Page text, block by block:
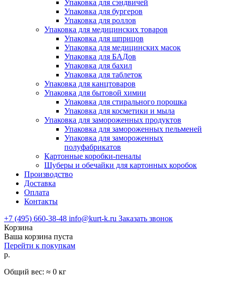
Упаковка для сэндвичей
Упаковка для бургеров
Упаковка для роллов
Упаковка для медицинских товаров
Упаковка для шприцов
Упаковка для медицинских масок
Упаковка для БАДов
Упаковка для бахил
Упаковка для таблеток
Упаковка для канцтоваров
Упаковка для бытовой химии
Упаковка для стирального порошка
Упаковка для косметики и мыла
Упаковка для замороженных продуктов
Упаковка для замороженных пельменей
Упаковка для замороженных
полуфабрикатов
Картонные коробки-пеналы
Шуберы и обечайки для картонных коробок
Производство
Доставка
Оплата
Контакты
+7 (495) 660-38-48 info@kurt-k.ru Заказать звонок
Корзина
Ваша корзина пуста
Перейти к покупкам
р.
Общий вес: ≈ 0 кг